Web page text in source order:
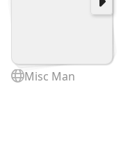
Misc Man